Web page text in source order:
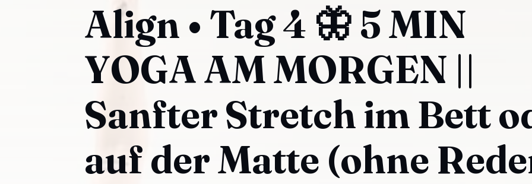
Align • Tag 4 🦋 5 MIN
YOGA AM MORGEN ||
Sanfter Stretch im Bett
auf der Matte (ohne